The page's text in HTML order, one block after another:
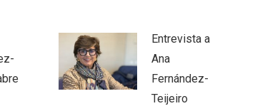
Entrevista a
Ana
Fernández-
Teijeiro